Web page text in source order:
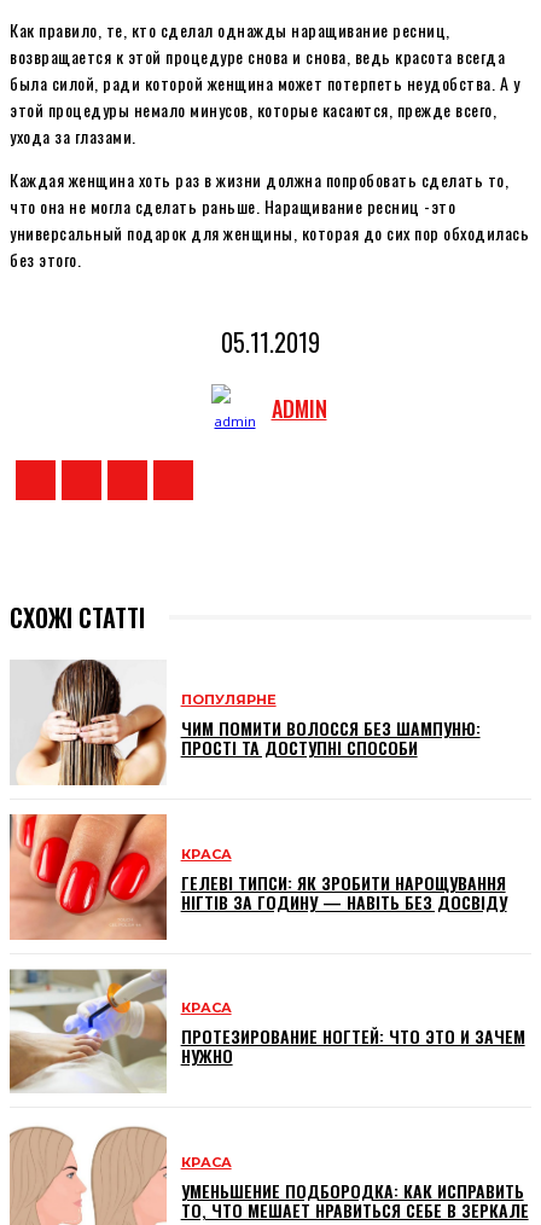
Как правило, те, кто сделал однажды наращивание ресниц,
возвращается к этой процедуре снова и снова, ведь красота всегда
была силой, ради которой женщина может потерпеть неудобства. А у
этой процедуры немало минусов, которые касаются, прежде всего,
ухода за глазами.
Каждая женщина хоть раз в жизни должна попробовать сделать то,
что она не могла сделать раньше. Наращивание ресниц -это
универсальный подарок для женщины, которая до сих пор обходилась
без этого.
05.11.2019
ADMIN
СХОЖІ СТАТТІ
ПОПУЛЯРНЕ
ЧИМ ПОМИТИ ВОЛОССЯ БЕЗ ШАМПУНЮ:
ПРОСТІ ТА ДОСТУПНІ СПОСОБИ
КРАСА
ГЕЛЕВІ ТИПСИ: ЯК ЗРОБИТИ НАРОЩУВАННЯ
НІГТІВ ЗА ГОДИНУ — НАВІТЬ БЕЗ ДОСВІДУ
КРАСА
ПРОТЕЗИРОВАНИЕ НОГТЕЙ: ЧТО ЭТО И ЗАЧЕМ
НУЖНО
КРАСА
УМЕНЬШЕНИЕ ПОДБОРОДКА: КАК ИСПРАВИТЬ
ТО, ЧТО МЕШАЕТ НРАВИТЬСЯ СЕБЕ В ЗЕРКАЛЕ